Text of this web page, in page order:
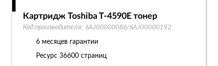
Картридж Toshiba T-4590E тонер
Код производителя: 6AJ00000086/6AJ00000192
6 месяцев гарантии
Ресурс 36600 страниц